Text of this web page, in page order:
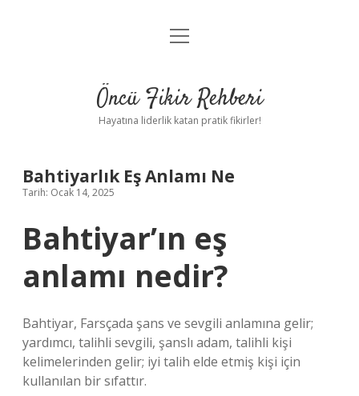
Anasayfa
Yasal Uyarı
menüyü
Öncü Fikir Rehberi
Hayatına liderlik katan pratik fikirler!
Bahtiyarlık Eş Anlamı Ne
Tarih: Ocak 14, 2025
Bahtiyar’ın eş
anlamı nedir?
Bahtiyar, Farsçada şans ve sevgili anlamına gelir;
yardımcı, talihli sevgili, şanslı adam, talihli kişi
kelimelerinden gelir; iyi talih elde etmiş kişi için
kullanılan bir sıfattır.